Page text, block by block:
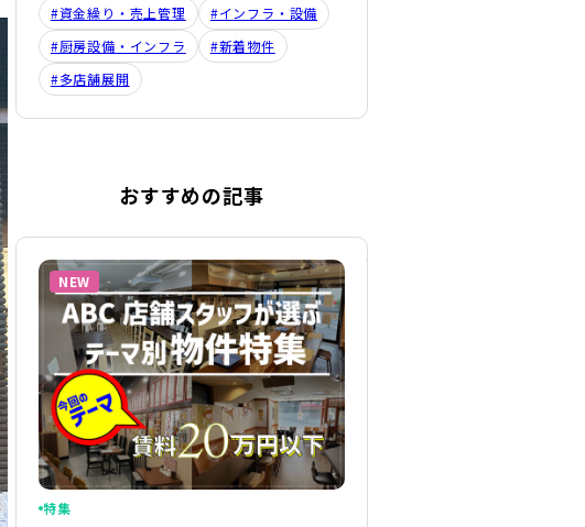
#資金繰り・売上管理
#インフラ・設備
#厨房設備・インフラ
#新着物件
#多店舗展開
おすすめの記事
NEW
特集
詳細を見る